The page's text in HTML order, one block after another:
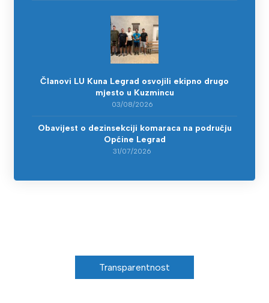
Članovi LU Kuna Legrad osvojili ekipno drugo
mjesto u Kuzmincu
03/08/2026
Obavijest o dezinsekciji komaraca na području
Općine Legrad
31/07/2026
Transparentnost